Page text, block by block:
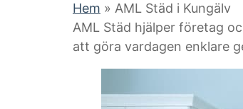
Hem » AML Städ i Kungälv
AML Städ hjälper företag
att göra vardagen enklare